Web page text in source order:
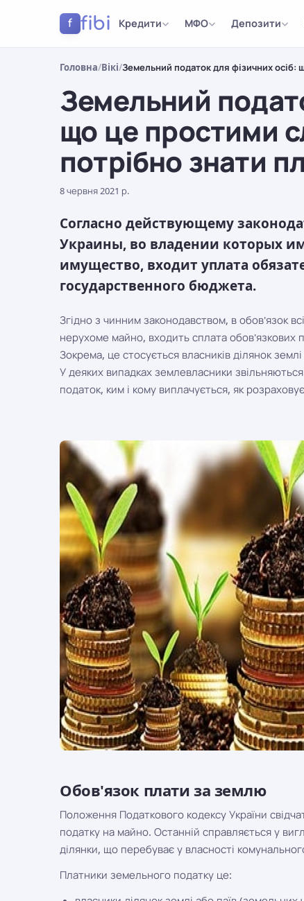
f fibi Кредити МФО Депозити
Головна/Вікі/Земельний податок для фізичних осіб:
Земельний
що це простими
потрібно знати
8 червня 2021 р.
Согласно действующему
Украины, во владении которых
имущество, входит уплата
государственного бюджета.
Згідно з чинним законодавством, в обов'язок
нерухоме майно, входить сплата обов'язкових
Зокрема, це стосується власників ділянок
У деяких випадках землевласники
податок, ким і кому виплачується, як
Обов'язок плати за землю
Положення Податкового кодексу України
податку на майно. Останній справляється у
ділянки, що перебуває у власності
Платники земельного податку це: